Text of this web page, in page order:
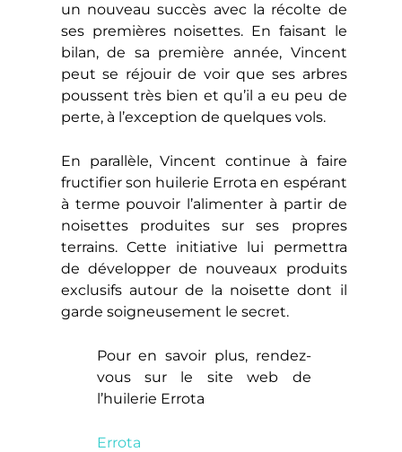
un nouveau succès avec la récolte de
ses premières noisettes. En faisant le
bilan, de sa première année, Vincent
peut se réjouir de voir que ses arbres
poussent très bien et qu’il a eu peu de
perte, à l’exception de quelques vols.
En parallèle, Vincent continue à faire
fructifier son huilerie Errota en espérant
à terme pouvoir l’alimenter à partir de
noisettes produites sur ses propres
terrains. Cette initiative lui permettra
de développer de nouveaux produits
exclusifs autour de la noisette dont il
garde soigneusement le secret.
Pour en savoir plus, rendez-
vous sur le site web de
l’huilerie Errota
Errota